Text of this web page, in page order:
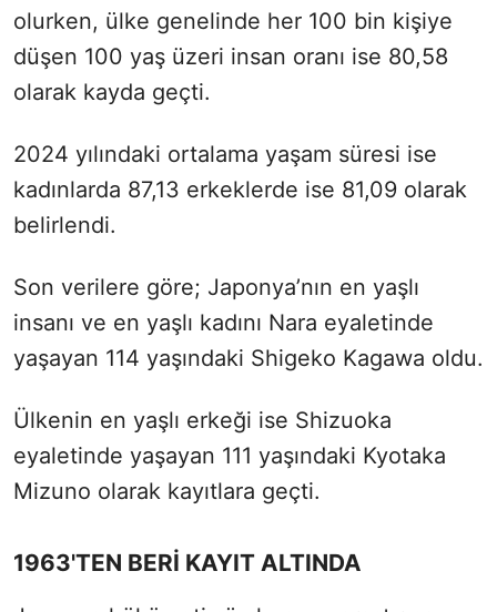
olurken, ülke genelinde her 100 bin kişiye
düşen 100 yaş üzeri insan oranı ise 80,58
olarak kayda geçti.
2024 yılındaki ortalama yaşam süresi ise
kadınlarda 87,13 erkeklerde ise 81,09 olarak
belirlendi.
Son verilere göre; Japonya’nın en yaşlı
insanı ve en yaşlı kadını Nara eyaletinde
yaşayan 114 yaşındaki Shigeko Kagawa oldu.
Ülkenin en yaşlı erkeği ise Shizuoka
eyaletinde yaşayan 111 yaşındaki Kyotaka
Mizuno olarak kayıtlara geçti.
1963'TEN BERİ KAYIT ALTINDA